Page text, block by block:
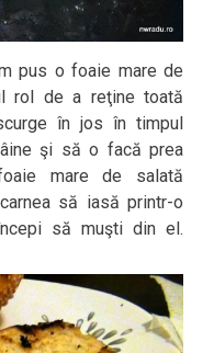
pus o foaie mare de
rol de a reţine toată
în jos în timpul
şi să o facă prea
mare de salată
să iasă printr-o
să muşti din el.